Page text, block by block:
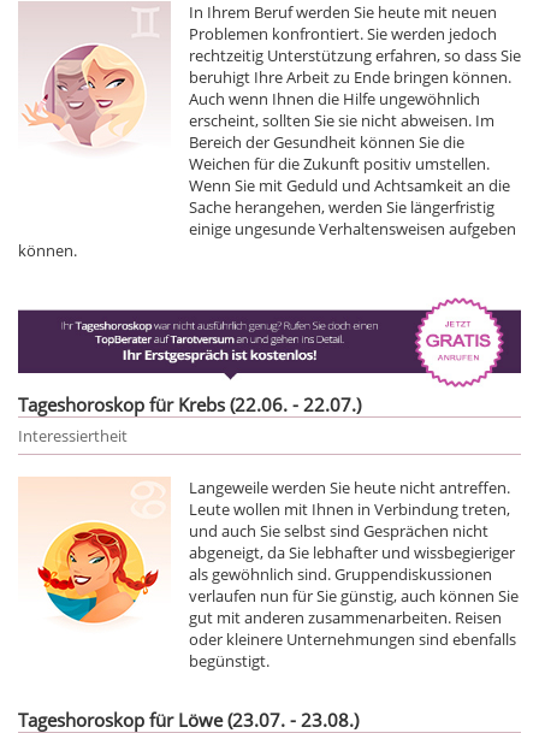
In Ihrem Beruf werden Sie heute mit neuen
Problemen konfrontiert. Sie werden jedoch
rechtzeitig Unterstützung erfahren, so dass Sie
beruhigt Ihre Arbeit zu Ende bringen können.
Auch wenn Ihnen die Hilfe ungewöhnlich
erscheint, sollten Sie sie nicht abweisen. Im
Bereich der Gesundheit können Sie die
Weichen für die Zukunft positiv umstellen.
Wenn Sie mit Geduld und Achtsamkeit an die
Sache herangehen, werden Sie längerfristig
einige ungesunde Verhaltensweisen aufgeben
können.
Tageshoroskop für Krebs (22.06. - 22.07.)
Interessiertheit
Langeweile werden Sie heute nicht antreffen.
Leute wollen mit Ihnen in Verbindung treten,
und auch Sie selbst sind Gesprächen nicht
abgeneigt, da Sie lebhafter und wissbegieriger
als gewöhnlich sind. Gruppendiskussionen
verlaufen nun für Sie günstig, auch können Sie
gut mit anderen zusammenarbeiten. Reisen
oder kleinere Unternehmungen sind ebenfalls
begünstigt.
Tageshoroskop für Löwe (23.07. - 23.08.)